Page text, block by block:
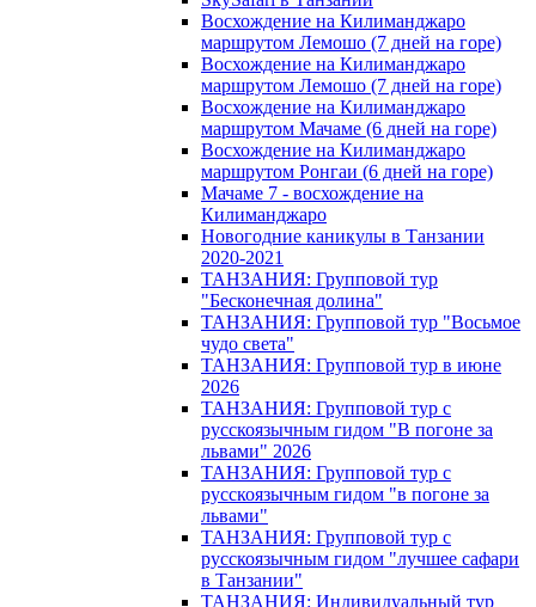
Восхождение на Килиманджаро
маршрутом Лемошо (7 дней на горе)
Восхождение на Килиманджаро
маршрутом Лемошо (7 дней на горе)
Восхождение на Килиманджаро
маршрутом Мачаме (6 дней на горе)
Восхождение на Килиманджаро
маршрутом Ронгаи (6 дней на горе)
Мачаме 7 - восхождение на
Килиманджаро
Новогодние каникулы в Танзании
2020-2021
ТАНЗАНИЯ: Групповой тур
"Бесконечная долина"
ТАНЗАНИЯ: Групповой тур "Восьмое
чудо света"
ТАНЗАНИЯ: Групповой тур в июне
2026
ТАНЗАНИЯ: Групповой тур с
русскоязычным гидом "В погоне за
львами" 2026
ТАНЗАНИЯ: Групповой тур с
русскоязычным гидом "в погоне за
львами"
ТАНЗАНИЯ: Групповой тур с
русскоязычным гидом "лучшее сафари
в Танзании"
ТАНЗАНИЯ: Индивидуальный тур